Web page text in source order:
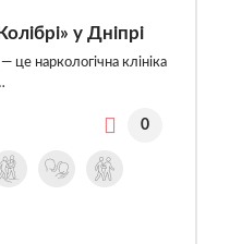
у Дніпрі
це наркологічна клініка
0